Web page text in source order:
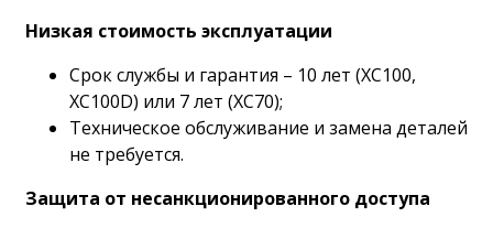
Низкая стоимость эксплуатации
Срок службы и гарантия – 10 лет (XC100,
XC100D) или 7 лет (XC70);
Техническое обслуживание и замена деталей
не требуется.
Защита от несанкционированного доступа